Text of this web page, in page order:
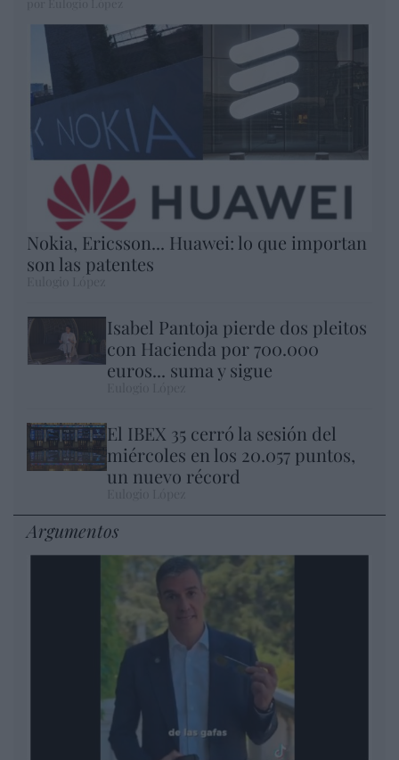
Nokia, Ericsson... Huawei: lo que importan
son las patentes
Isabel Pantoja pierde dos pleitos
con Hacienda por 700.000
euros... suma y sigue
El IBEX 35 cerró la sesión del
miércoles en los 20.057 puntos,
un nuevo récord
Argumentos